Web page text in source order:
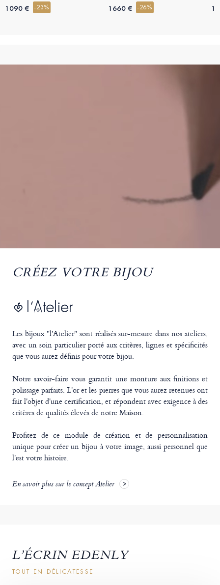
1090 € -23% 1660 € -26%
CRÉEZ VOTRE BIJOU
Les bijoux "l'Atelier" sont réalisés sur-mesure dans nos ateliers,
avec un soin particulier porté aux critères, lignes et spécificités
que vous aurez définis pour votre bijou.
Notre savoir-faire vous garantit une monture aux finitions et
polissage parfaits. L'or et les pierres que vous aurez retenues ont
fait l'objet d'une certification, et répondent avec exigence à des
critères de qualités élevés de notre Maison.
Profitez de ce module de création et de personnalisation
unique pour créer un bijou à votre image, aussi personnel que
l'est votre histoire.
En savoir plus sur le concept Atelier
L’ÉCRIN EDENLY
TOUT EN DÉLICATESSE